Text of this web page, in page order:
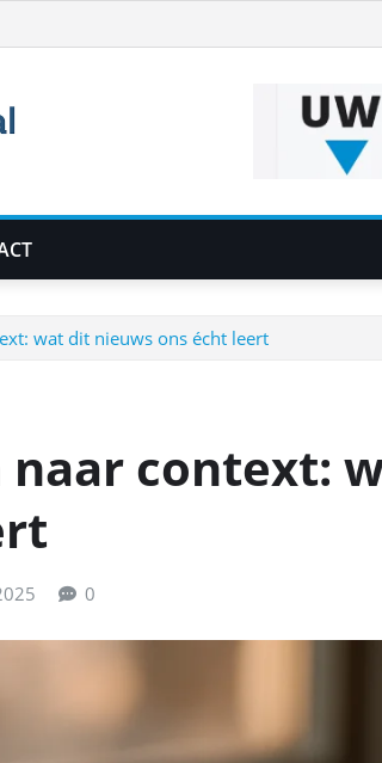
wat dit nieuws ons écht leert
naar context:
0